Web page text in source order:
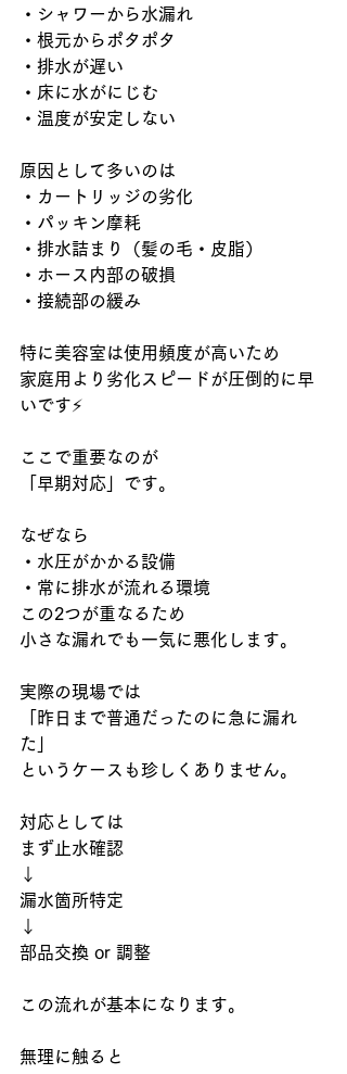
・シャワーから水漏れ
・根元からポタポタ
・排水が遅い
・床に水がにじむ
・温度が安定しない
原因として多いのは
・カートリッジの劣化
・パッキン摩耗
・排水詰まり（髪の毛・皮脂）
・ホース内部の破損
・接続部の緩み
特に美容室は使用頻度が高いため
家庭用より劣化スピードが圧倒的に早
いです⚡
ここで重要なのが
「早期対応」です。
なぜなら
・水圧がかかる設備
・常に排水が流れる環境
この2つが重なるため
小さな漏れでも一気に悪化します。
実際の現場では
「昨日まで普通だったのに急に漏れ
た」
というケースも珍しくありません。
対応としては
まず止水確認
↓
漏水箇所特定
↓
部品交換 or 調整
この流れが基本になります。
無理に触ると